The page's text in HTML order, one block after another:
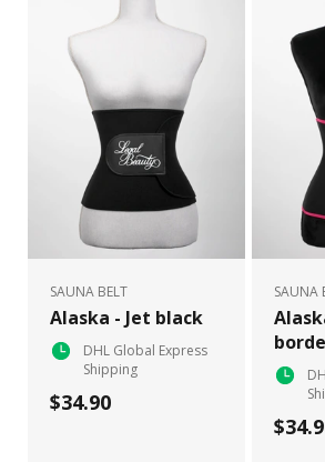
SAUNA BELT
Alaska - Jet black
DHL Global Express
Shipping
$34.90
SAUNA